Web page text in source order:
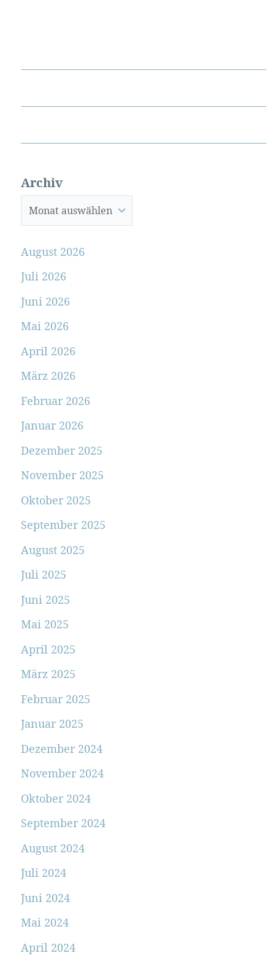
Archiv
August 2026
Juli 2026
Juni 2026
Mai 2026
April 2026
März 2026
Februar 2026
Januar 2026
Dezember 2025
November 2025
Oktober 2025
September 2025
August 2025
Juli 2025
Juni 2025
Mai 2025
April 2025
März 2025
Februar 2025
Januar 2025
Dezember 2024
November 2024
Oktober 2024
September 2024
August 2024
Juli 2024
Juni 2024
Mai 2024
April 2024